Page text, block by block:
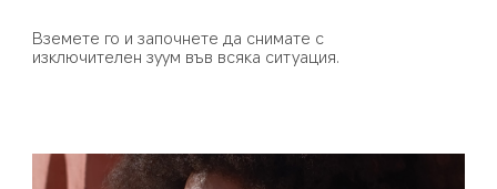
Вземете го и започнете да снимате с
изключителен зуум във всяка ситуация.